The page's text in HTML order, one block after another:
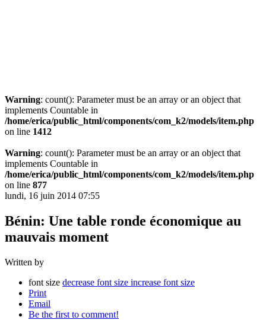
Warning: count(): Parameter must be an array or an object that
implements Countable in
/home/erica/public_html/components/com_k2/models/item.php
on line 1412
Warning: count(): Parameter must be an array or an object that
implements Countable in
/home/erica/public_html/components/com_k2/models/item.php
on line 877
lundi, 16 juin 2014 07:55
Bénin: Une table ronde économique au
mauvais moment
Written by
font size decrease font size increase font size
Print
Email
Be the first to comment!